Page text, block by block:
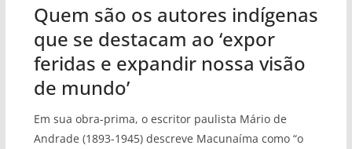
Quem são os autores indígenas
que se destacam ao ‘expor
feridas e expandir nossa visão
de mundo’
Em sua obra-prima, o escritor paulista Mário de
Andrade (1893-1945) descreve Macunaíma como “o